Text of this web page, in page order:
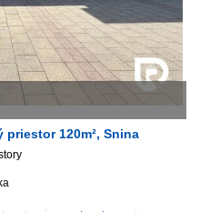
priestor 120m², Snina